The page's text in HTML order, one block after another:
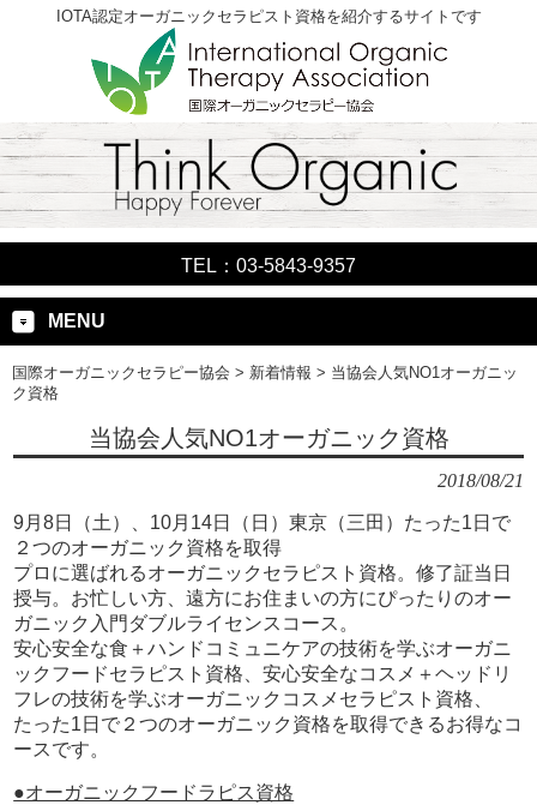
IOTA認定オーガニックセラピスト資格を紹介するサイトです
TEL：03-5843-9357
MENU
国際オーガニックセラピー協会 > 新着情報 > 当協会人気NO1オーガニッ
ク資格
当協会人気NO1オーガニック資格
2018/08/21
9月8日（土）、10月14日（日）東京（三田）たった1日で
２つのオーガニック資格を取得
プロに選ばれるオーガニックセラピスト資格。修了証当日
授与。お忙しい方、遠方にお住まいの方にぴったりのオー
ガニック入門ダブルライセンスコース。
安心安全な食＋ハンドコミュニケアの技術を学ぶオーガニ
ックフードセラピスト資格、安心安全なコスメ＋ヘッドリ
フレの技術を学ぶオーガニックコスメセラピスト資格、
たった1日で２つのオーガニック資格を取得できるお得なコ
ースです。
●オーガニックフードラピス資格